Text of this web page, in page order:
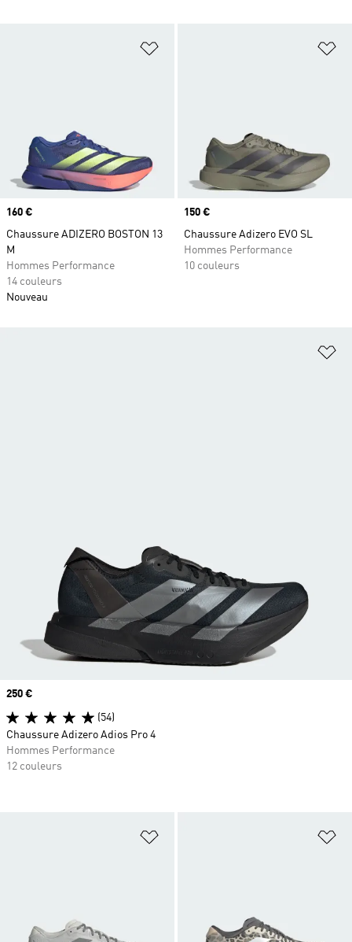
Ajouter à la Liste de produits
Prix
160 €
Chaussure ADIZERO BOSTON 13
M
Hommes Performance
14 couleurs
Nouveau
Prix
150 €
Chaussure Adizero EVO SL
Hommes Performance
10 couleurs
Ajouter à la Liste de produits
Prix
250 €
(54)
Chaussure Adizero Adios Pro 4
Hommes Performance
12 couleurs